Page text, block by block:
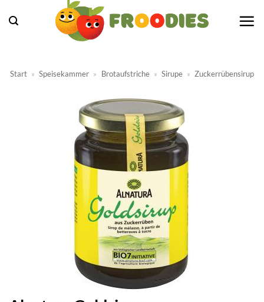
Inhalt
Start » Speisekammer » Brotaufstriche » Sirupe » Zuckerrübensirup